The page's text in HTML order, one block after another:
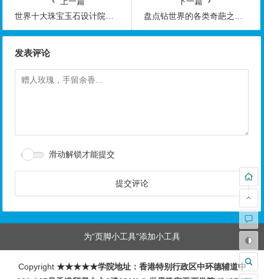
世界十大珠宝玉石设计院校排行榜
盘点钻世界的各类奇葩之最,看完我真的醉了
发表评论
滑动解锁才能提交
为“页脚小工具”添加小工具
Copyright ★★★★★学院地址：香港特别行政区中环德辅道中